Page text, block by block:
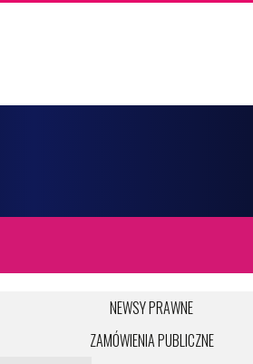
NEWSY PRAWNE
ZAMÓWIENIA PUBLICZNE